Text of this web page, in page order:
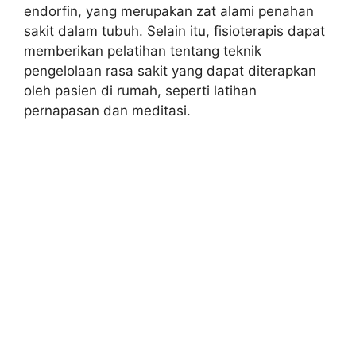
endorfin, yang merupakan zat alami penahan
sakit dalam tubuh. Selain itu, fisioterapis dapat
memberikan pelatihan tentang teknik
pengelolaan rasa sakit yang dapat diterapkan
oleh pasien di rumah, seperti latihan
pernapasan dan meditasi.